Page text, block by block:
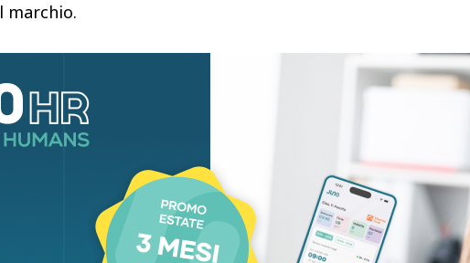
marchio.
sono stati soprattutto tre modelli. La Jaecoo 5 si è
26.335 unità vendute, seguita dalla Jaecoo 7 con 19.405
con 19.098 unità. Numeri che testimoniano il
del gruppo sui principali mercati internazionali.
inoltre il naturale proseguimento di un trend